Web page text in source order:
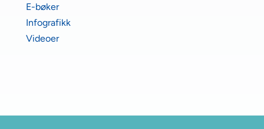
E-bøker
Infografikk
Videoer